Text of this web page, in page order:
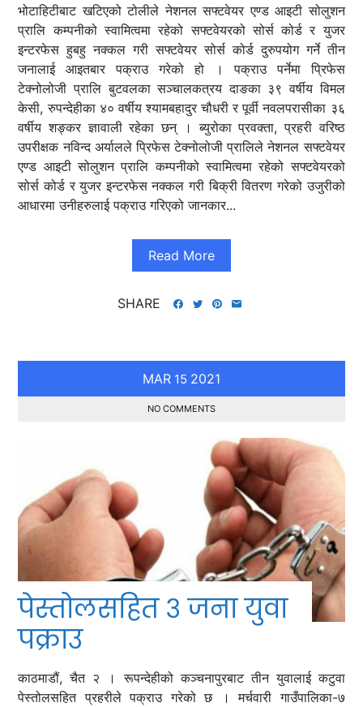
भोटाहिटीबाट खटिएको टोलीले नेशनल सफ्टवेयर एण्ड आइटी सोलुशन
प्रालि कम्पनीको स्वामित्वमा रहेको सफ्टवेयरको सोर्स कोर्ड र युजर
इन्टरफेस हुबहु नक्कल गरी सफ्टवेयर सोर्स कोर्ड दुरुपयोग गर्ने तीन
जनालाई आइतबार पक्राउ गरेको हो । पक्राउ पर्नेमा प्रिफेस
टेक्नोलोजी प्रालि बुटवलका सञ्चालकत्रय दाङका ३९ वर्षीय विमल
केसी, रुपन्देहीका ४० वर्षीय श्यामबहादुर चौधरी र पूर्वी नवलपरासीका ३६
वर्षीय शङ्कर ज्ञावाली रहेका छन् । ब्युरोका प्रवक्ता, प्रहरी वरिष्ठ
उपरीक्षक नविन्द अर्यालले प्रिफेस टेक्नोलोजी प्रालिले नेशनल सफ्टवेयर
एण्ड आइटी सोलुशन प्रालि कम्पनीको स्वामित्वमा रहेको सफ्टवेयरको
सोर्स कोर्ड र युजर इन्टरफेस नक्कल गरी बिक्री वितरण गरेको उजुरीको
आधारमा उनीहरुलाई पक्राउ गरिएको जानकार...
Read More
SHARE
MAR 15 2021
NO COMMENTS
पेस्तोलसहित ३ जना युवा
पक्राउ
काठमाडौं, चैत २ । रूपन्देहीको कञ्चनापुरबाट तीन युवालाई कटुवा
पेस्तोलसहित प्रहरीले पक्राउ गरेको छ । मर्चवारी गाउँपालिका-७